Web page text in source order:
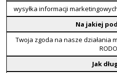
wysyłka informacji
Na jakiej
Twoja zgoda na nasze działania
Jak